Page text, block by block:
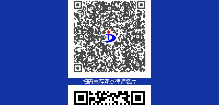
扫码惠存邓杰律师名片